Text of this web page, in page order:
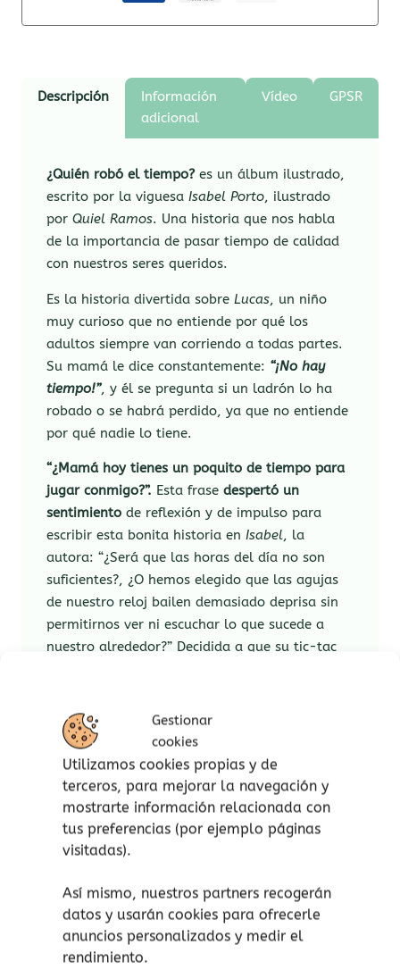
Gestionar
cookies
Utilizamos cookies propias y de
terceros, para mejorar la navegación y
mostrarte información relacionada con
tus preferencias (por ejemplo páginas
visitadas).
Así mismo, nuestros partners recogerán
datos y usarán cookies para ofrecerle
anuncios personalizados y medir el
rendimiento.
Descripción
Información
adicional
Vídeo GPSR
¿Quién robó el tiempo?es un álbum ilustrado,
escrito por la viguesaIsabel Porto, ilustrado
porQuiel Ramos. Una historia que nos habla
de la importancia de pasar tiempo de calidad
con nuestros seres queridos.
Es la historia divertida sobreLucas, un niño
muy curioso que no entiende por qué los
adultos siempre van corriendo a todas partes.
Su mamá le dice constantemente: “¡No hay
tiempo!”, y él se pregunta si un ladrón lo ha
robado o se habrá perdido, ya que no entiende
por qué nadie lo tiene.
“¿Mamá hoy tienes un poquito de tiempo para
jugar conmigo?”. Esta frasedespertó un
sentimiento de reflexión y de impulso para
escribir esta bonita historia enIsabel, la
autora: “¿Será que las horas del día no son
suficientes?, ¿O hemos elegido que las agujas
de nuestro reloj bailen demasiado deprisa sin
permitirnos ver ni escuchar lo que sucede a
nuestro alrededor?” Decidida a que su tic-tac
escribió esta cercana y divertida historia sobre
Lucas.
Una divertida historia que nos recuerda la
importancia de pasar tiempo de calidad con
nuestros seres queridos.
¿Encontrará Lucas aquello que busca?
Muy recomendable para que nos paremos a
pensar, grandes y pequeños, si merece la pena
vivir en este ritmo de vértigo en el que estamos
metidos a diario, donde nos falta tiempo para